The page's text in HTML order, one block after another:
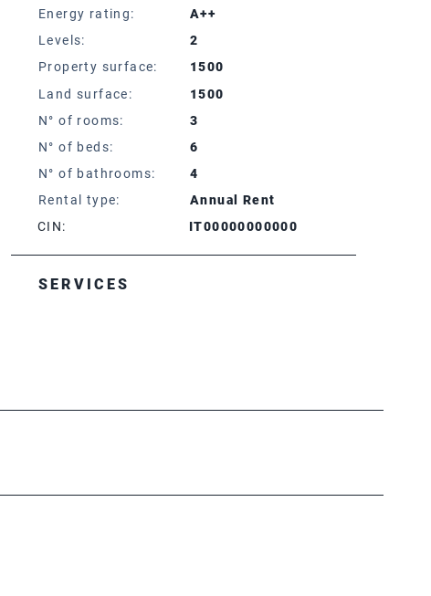
Energy rating:
A++
Levels:
2
Property surface:
1500
Land surface:
1500
N° of rooms:
3
N° of beds:
6
N° of bathrooms:
4
Rental type:
Annual Rent
CIN:
IT00000000000
SERVICES